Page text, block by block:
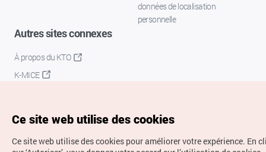
données de localisation
personnelle
Autres sites connexes
À propos du KTO
K-MICE
Ce site web utilise des cookies
Ce site web utilise des cookies pour améliorer votre expérience. En